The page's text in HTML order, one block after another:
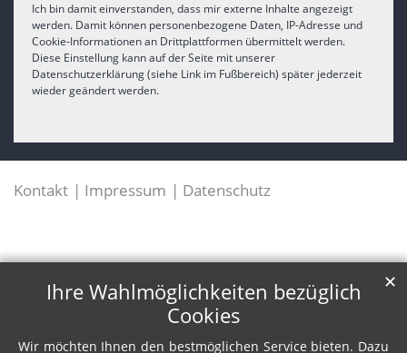
Ich bin damit einverstanden, dass mir externe Inhalte angezeigt
werden. Damit können personenbezogene Daten, IP-Adresse und
Cookie-Informationen an Drittplattformen übermittelt werden.
Diese Einstellung kann auf der Seite mit unserer
Datenschutzerklärung (siehe Link im Fußbereich) später jederzeit
wieder geändert werden.
Kontakt Impressum Datenschutz
Ihre Wahlmöglichkeiten bezüglich
Cookies
Wir möchten Ihnen den bestmöglichen Service bieten. Dazu
✕